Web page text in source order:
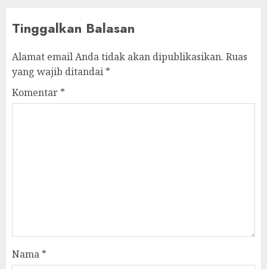
Tinggalkan Balasan
Alamat email Anda tidak akan dipublikasikan. Ruas
yang wajib ditandai *
Komentar *
Nama *